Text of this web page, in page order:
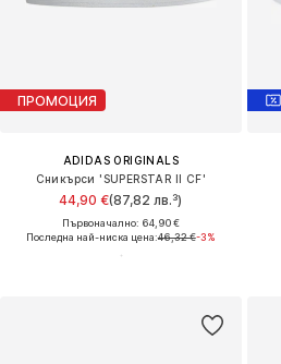
ПРОМОЦИЯ
ADIDAS ORIGINALS
Сникърси 'SUPERSTAR II CF'
44,90 €(87,82 лв.³)
Първоначално: 64,90 €
Последна най-ниска цена:46,32 €-3%